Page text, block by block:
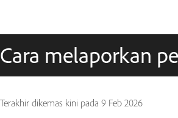
Cara melaporkan
Terakhir dikemas kini pada 9 Feb 2026